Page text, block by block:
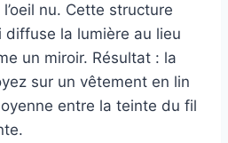
nu. Cette structure
diffuse la lumière au lieu
un miroir. Résultat : la
sur un vêtement en lin
entre la teinte du fil